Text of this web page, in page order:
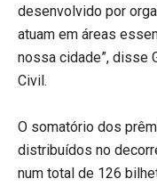
desenvolvido por
atuam em áreas
nossa cidade”, disse
Civil.
O somatório dos
distribuídos no
num total de 126